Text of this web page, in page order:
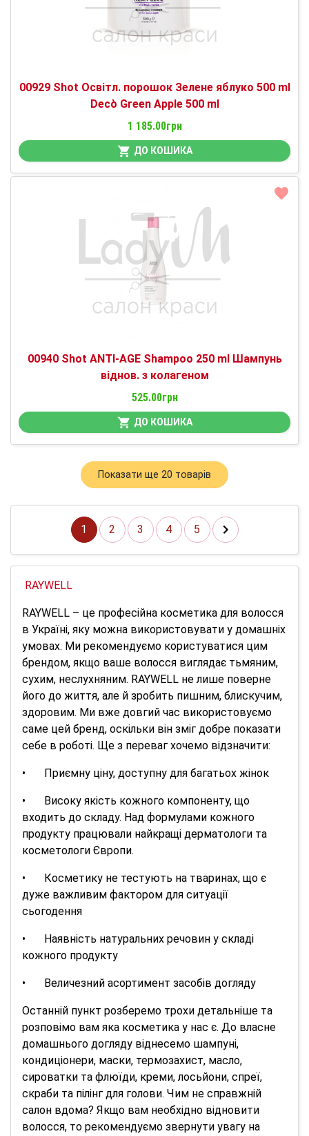
00929 Shot Освітл. порошок Зелене яблуко 500 ml
Decò Green Apple 500 ml
1 185.00грн
ДО КОШИКА
00940 Shot ANTI-AGE Shampoо 250 ml Шампунь
віднов. з колагеном
525.00грн
ДО КОШИКА
Показати ще 20 товарів
1 2 3 4 5
RAYWELL
RAYWELL – це професійна косметика для волосся
в Україні, яку можна використовувати у домашніх
умовах. Ми рекомендуємо користуватися цим
брендом, якщо ваше волосся виглядає тьмяним,
сухим, неслухняним. RAYWELL не лише поверне
його до життя, але й зробить пишним, блискучим,
здоровим. Ми вже довгий час використовуємо
саме цей бренд, оскільки він зміг добре показати
себе в роботі. Ще з переваг хочемо відзначити:
• Приємну ціну, доступну для багатьох жінок
•
Високу якість кожного компоненту, що
входить до складу. Над формулами кожного
продукту працювали найкращі дерматологи та
косметологи Європи.
•
Косметику не тестують на тваринах, що є
дуже важливим фактором для ситуації
сьогодення
•
Наявність натуральних речовин у складі
кожного продукту
• Величезний асортимент засобів догляду
Останній пункт розберемо трохи детальніше та
розповімо вам яка косметика у нас є. До власне
домашнього догляду віднесемо шампуні,
кондиціонери, маски, термозахист, масло,
сироватки та флюїди, креми, лосьйони, спреї,
скраби та пілінг для голови. Чим не справжній
салон вдома? Якщо вам необхідно відновити
волосся, то рекомендуємо звернути увагу на